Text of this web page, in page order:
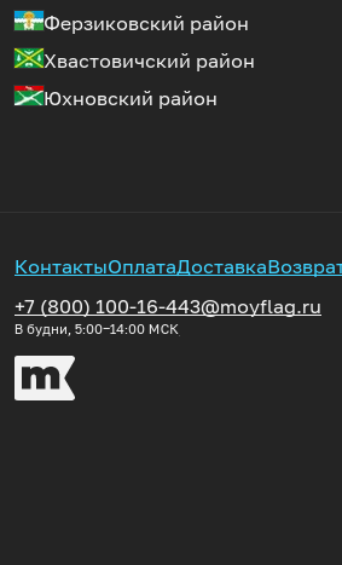
Ферзиковский район
Хвастовичский район
Юхновский район
КонтактыОплатаДоставка
+7 (800) 100-16-44
В будни, 5:00‒14:00 МСК
3@moyflag.ru